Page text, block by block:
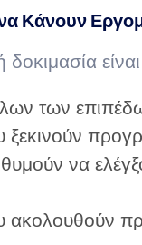
Κάνουν
δοκιμασία
των
να
ακολουθούν